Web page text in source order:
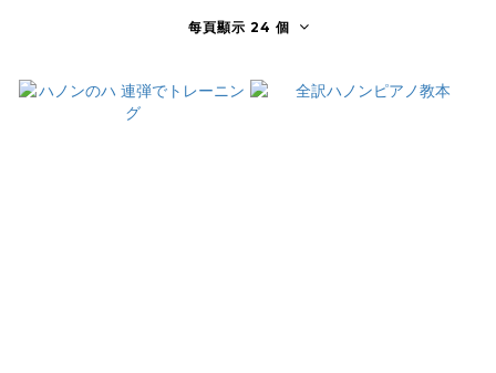
每頁顯示 24 個